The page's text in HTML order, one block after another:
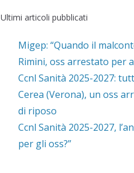
Ultimi articoli pubblicati
Migep: “Quando il
Rimini, oss arrestato per
Ccnl Sanità 2025-2027:
Cerea (Verona), un oss
di riposo
Ccnl Sanità 2025-2027,
per gli oss?”